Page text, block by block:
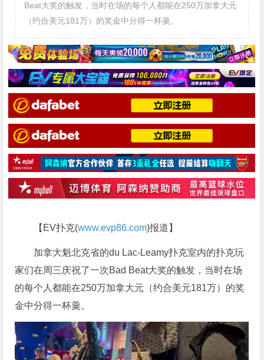
Beat大奖的触发，当时在场的每个人都能在250万加拿大元
（约合美元181万）的奖金中分得一杯羹。
【EV扑克(www.evp86.com)报道】
加拿大魁北克省的du Lac-Leamy扑克室内的扑克玩
家们在周三庆祝了一次Bad Beat大奖的触发，当时在场
的每个人都能在250万加拿大元（约合美元181万）的奖
金中分得一杯羹。